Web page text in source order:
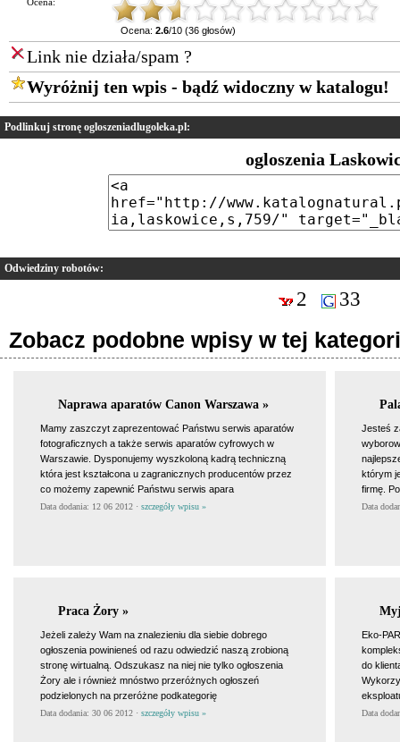
Ocena: 2.6/10 (36 głosów)
Link nie działa/spam ?
Wyróżnij ten wpis - bądź widoczny w katalogu!
Podlinkuj stronę ogloszeniadlugoleka.pl:
ogloszenia
Odwiedziny robotów:
2 33
Zobacz podobne wpisy w tej
Naprawa aparatów Canon Warszawa »
Mamy zaszczyt zaprezentować Państwu serwis aparatów
fotograficznych a także serwis aparatów cyfrowych w
Warszawie. Dysponujemy wyszkoloną kadrą techniczną
która jest kształcona u zagranicznych producentów przez
co możemy zapewnić Państwu serwis apara
Data dodania: 12 06 2012 · szczegóły wpisu »
Jesteś
którym
firmę.
Data
Praca Żory »
Jeżeli zależy Wam na znalezieniu dla siebie dobrego
ogłoszenia powinieneś od razu odwiedzić naszą zrobioną
stronę wirtualną. Odszukasz na niej nie tylko ogłoszenia
Żory ale i również mnóstwo przeróżnych ogłoszeń
podzielonych na przeróżne podkategorię
Data dodania: 30 06 2012 · szczegóły wpisu »
Eko-
do
Data